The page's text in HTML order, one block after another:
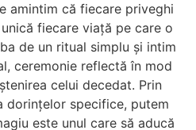
amintim că fiecare priveghi
fiecare viață pe care o
de un ritual simplu și intim
ceremonie reflectă în mod
celui decedat. Prin
dorințelor specifice, putem
este unul care să aducă